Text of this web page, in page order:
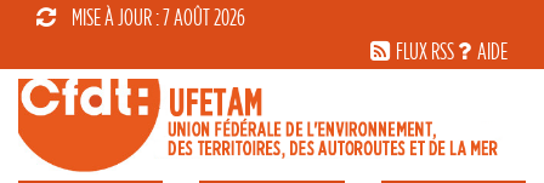
MISE À JOUR : 7 AOÛT 2026
FLUX RSS
AIDE